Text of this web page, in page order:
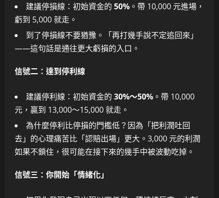
建議停損線：初始資金的 50% 。帶 10,000 元進場，
虧到 5,000 就走。
到了停損線不要猶豫。「再打幾手說不定追回來」
——這句話是通往更大虧損的入口。
信號二：達到停利線
建議停利線：初始資金的 30%～50% 。帶 10,000
元，贏到 13,000～15,000 就走。
為什麼停利比停損的門檻低？因為「把利潤吐回
去」的心理痛苦比「認賠出場」更大。3,000 元的利潤
如果不鎖住，很可能在接下來的幾手中被波動吃掉。
信號三：你開始「情緒化」